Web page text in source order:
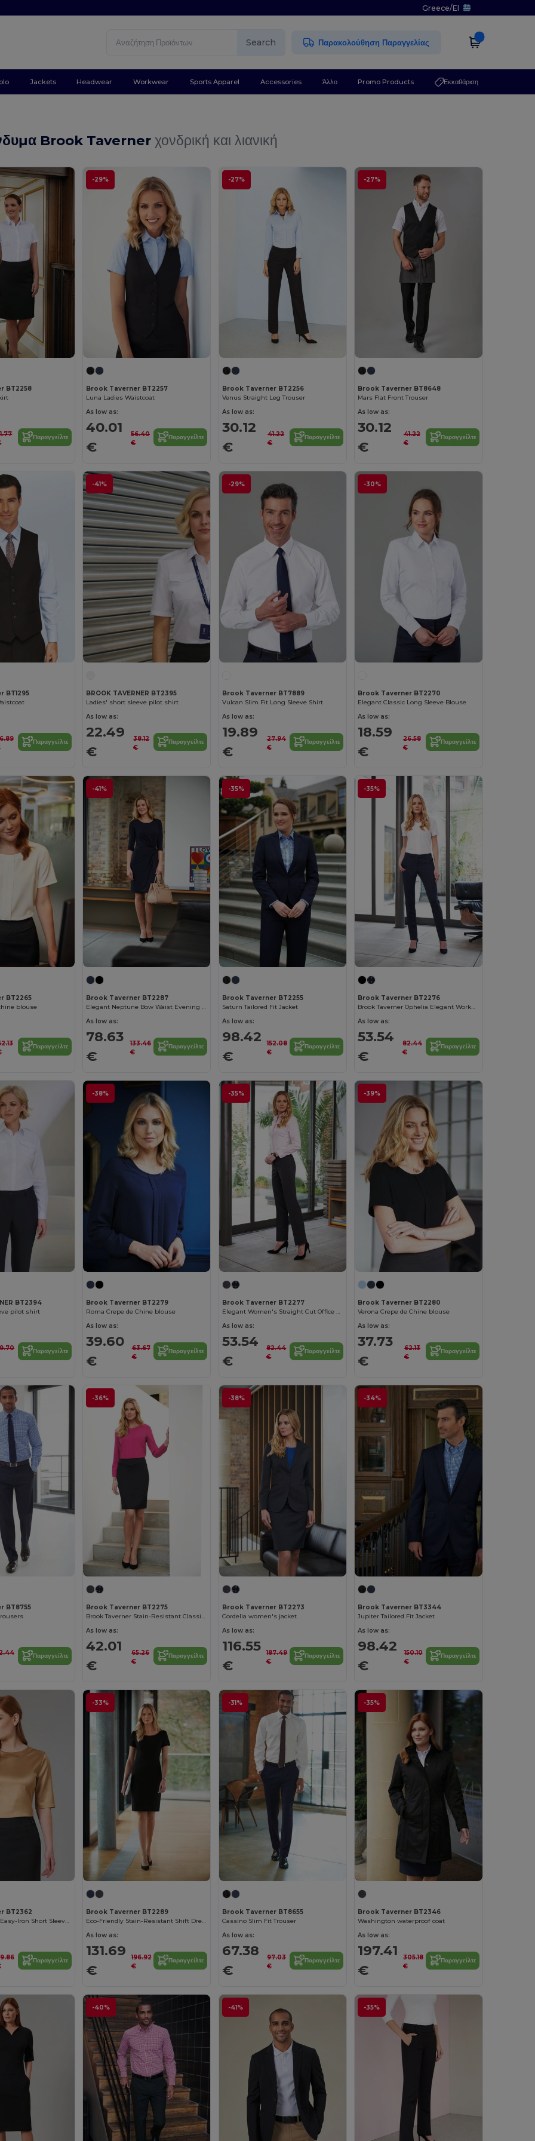
Greece/El
Search Παρακολούθηση Παραγγελίας
Jackets Headwear Workwear Sports Apparel Accessories Άλλο Promo Products Εκκαθάριση
Brook Tavernerχονδρική και λιανική
BT2258
Παραγγείλτε
-29%
Brook Taverner BT2257
Luna Ladies Waistcoat
As low as:
40.01
€
56.40
€
Παραγγείλτε
-27%
Brook Taverner BT2256
Venus Straight Leg Trouser
As low as:
30.12
€
41.22
€
Παραγγείλτε
-27%
Brook Taverner BT8648
Mars Flat Front Trouser
As low as:
30.12
€
41.22
€
Παραγγείλτε
BT1295
Παραγγείλτε
-41%
BROOK TAVERNER BT2395
Ladies' short sleeve pilot shirt
As low as:
22.49
€
38.12
€
Παραγγείλτε
-29%
Brook Taverner BT7889
Vulcan Slim Fit Long Sleeve Shirt
As low as:
19.89
€
27.94
€
Παραγγείλτε
-30%
Brook Taverner BT2270
Elegant Classic Long Sleeve Blouse
As low as:
18.59
€
26.58
€
Παραγγείλτε
BT2265
blouse
Παραγγείλτε
-41%
Brook Taverner BT2287
Elegant Neptune Bow Waist Evening Work Dress
As low as:
78.63
€
133.46
€
Παραγγείλτε
-35%
Brook Taverner BT2255
Saturn Tailored Fit Jacket
As low as:
98.42
€
152.08
€
Παραγγείλτε
-35%
Brook Taverner BT2276
Brook Taverner Ophelia Elegant Workwear Pants
As low as:
53.54
€
82.44
€
Παραγγείλτε
BT2394
pilot shirt
Παραγγείλτε
-38%
Brook Taverner BT2279
Roma Crepe de Chine blouse
As low as:
39.60
€
63.67
€
Παραγγείλτε
-35%
Brook Taverner BT2277
Elegant Women's Straight Cut Office Pants
As low as:
53.54
€
82.44
€
Παραγγείλτε
-39%
Brook Taverner BT2280
Verona Crepe de Chine blouse
As low as:
37.73
€
62.13
€
Παραγγείλτε
BT8755
Παραγγείλτε
-36%
Brook Taverner BT2275
Brook Taverner Stain-Resistant Classic Skirt
As low as:
42.01
€
65.26
€
Παραγγείλτε
-38%
Brook Taverner BT2273
Cordelia women's jacket
As low as:
116.55
€
187.49
€
Παραγγείλτε
-34%
Brook Taverner BT3344
Jupiter Tailored Fit Jacket
As low as:
98.42
€
150.10
€
Παραγγείλτε
BT2362
Comfort Stretch Easy-Iron Short Sleeve Smock
Παραγγείλτε
-33%
Brook Taverner BT2289
Eco-Friendly Stain-Resistant Shift Dress
As low as:
131.69
€
196.92
€
Παραγγείλτε
-31%
Brook Taverner BT8655
Cassino Slim Fit Trouser
As low as:
67.38
€
97.03
€
Παραγγείλτε
-35%
Brook Taverner BT2346
Washington waterproof coat
As low as:
197.41
€
305.18
€
Παραγγείλτε
-40% -41% -35%